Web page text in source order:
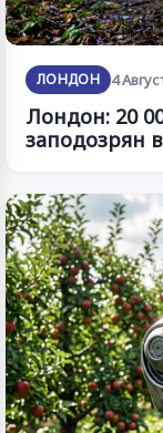
ЛОНДОН 4
Лондон: 20
заподозрян